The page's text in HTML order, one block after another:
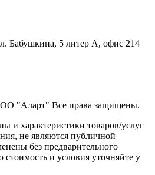
Бабушкина, 5 литер А, офис 214
"Аларт" Все права защищены.
и характеристики товаров/услуг
не являются публичной
без предварительного
и условия уточняйте у